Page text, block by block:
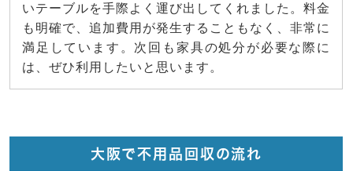
いテーブルを手際よく運び出してくれました。料金
も明確で、追加費用が発生することもなく、非常に
満足しています。次回も家具の処分が必要な際に
は、ぜひ利用したいと思います。
大阪で不用品回収の流れ